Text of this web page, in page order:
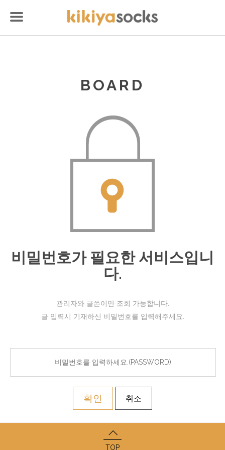
BOARD
비밀번호가 필요한 서비스입니
다.
관리자와 글쓴이만 조회 가능합니다.
글 입력시 기재하신 비밀번호를 입력해주세요.
확인 취소
TOP